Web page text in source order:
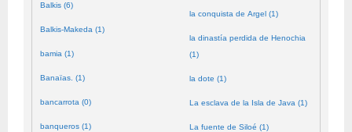
Balkis (6)
Balkis-Makeda (1)
bamia (1)
Banaïas. (1)
bancarrota (0)
banqueros (1)
la conquista de Argel (1)
la dinastía perdida de Henochia
(1)
la dote (1)
La esclava de la Isla de Java (1)
La fuente de Siloé (1)